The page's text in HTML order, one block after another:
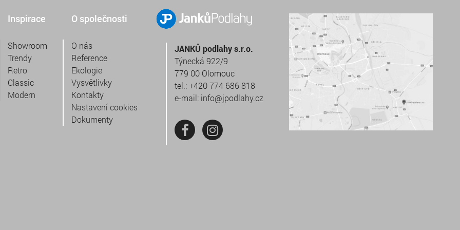
Inspirace
Showroom
Trendy
Retro
Classic
Modern
O společnosti
O nás
Reference
Ekologie
Vysvětlivky
Kontakty
Nastavení cookies
Dokumenty
JANKŮ podlahy s.r.o.
Týnecká 922/9
779 00 Olomouc
tel.:+420 774 686 818
e-mail: info@jpodlahy.cz